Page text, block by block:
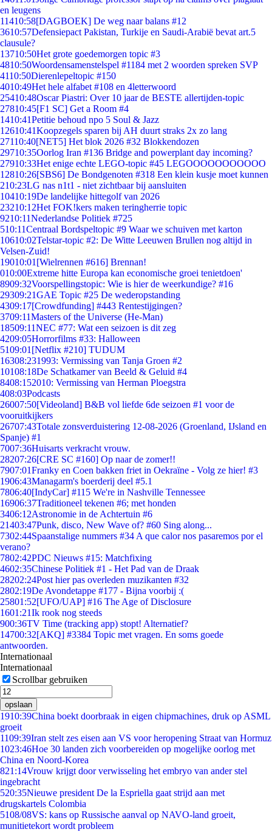
en leugens
11410:58[DAGBOEK] De weg naar balans #12
3610:57Defensiepact Pakistan, Turkije en Saudi-Arabië bevat art.5
clausule?
13710:50Het grote goedemorgen topic #3
4810:50Woordensamenstelspel #1184 met 2 woorden spreken SVP
4110:50Dierenlepeltopic #150
4010:49Het hele alfabet #108 en 4letterwoord
25410:48Oscar Piastri: Over 10 jaar de BESTE allertijden-topic
27810:45[F1 SC] Get a Room #4
1410:41Petitie behoud npo 5 Soul & Jazz
12610:41Koopzegels sparen bij AH duurt straks 2x zo lang
27110:40[NET5] Het blok 2026 #32 Blokkendozen
29710:35Oorlog Iran #136 Bridge and powerplant day incoming?
27910:33Het enige echte LEGO-topic #45 LEGOOOOOOOOOOO
12810:26[SBS6] De Bondgenoten #318 Een klein kusje moet kunnen
210:23LG nas n1t1 - niet zichtbaar bij aansluiten
10410:19De landelijke hittegolf van 2026
23210:12Het FOK!kers maken teringherrie topic
9210:11Nederlandse Politiek #725
510:11Centraal Bordspeltopic #9 Waar we schuiven met karton
10610:02Telstar-topic #2: De Witte Leeuwen Brullen nog altijd in
Velsen-Zuid!
19010:01 [Wielrennen #616] Brennan!
010:00Extreme hitte Europa kan economische groei tenietdoen'
8909:32Voorspellingstopic: Wie is hier de weerkundige? #16
29309:21GAE Topic #25 De wederopstanding
4309:17[Crowdfunding] #443 Rentestijgingen?
3709:11Masters of the Universe (He-Man)
18509:11NEC #77: Wat een seizoen is dit zeg
4209:05Horrorfilms #33: Halloween
5109:01 [Netflix #210] TUDUM
16308:231993: Vermissing van Tanja Groen #2
10108:18De Schatkamer van Beeld & Geluid #4
8408:152010: Vermissing van Herman Ploegstra
408:03Podcasts
26007:50[Videoland] B&B vol liefde 6de seizoen #1 voor de
vooruitkijkers
26707:43Totale zonsverduistering 12-08-2026 (Groenland, IJsland en
Spanje) #1
7007:36Huisarts verkracht vrouw.
28207:26[CRE SC #160] Op naar de zomer!!
7907:01Franky en Coen bakken friet in Oekraïne - Volg ze hier! #3
1906:43Managarm's boerderij deel #5.1
7806:40[IndyCar] #115 We're in Nashville Tennessee
16906:37Traditioneel tekenen #6; met honden
3406:12Astronomie in de Achtertuin #6
21403:47Punk, disco, New Wave of? #60 Sing along...
7302:44Spaanstalige nummers #34 A que calor nos pasaremos por el
verano?
7802:42PDC Nieuws #15: Matchfixing
4602:35Chinese Politiek #1 - Het Pad van de Draak
28202:24Post hier pas overleden muzikanten #32
2802:19De Avondetappe #177 - Bijna voorbij :(
25801:52[UFO/UAP] #16 The Age of Disclosure
1601:21Ik rook nog steeds
900:36TV Time (tracking app) stopt! Alternatief?
14700:32[AKQ] #3384 Topic met vragen. En soms goede
antwoorden.
Internationaal
Internationaal
Scrollbar gebruiken
opslaan
1910:39China boekt doorbraak in eigen chipmachines, druk op ASML
groeit
1109:39Iran stelt zes eisen aan VS voor heropening Straat van Hormuz
1023:46Hoe 30 landen zich voorbereiden op mogelijke oorlog met
China en Noord-Korea
821:14Vrouw krijgt door verwisseling het embryo van ander stel
ingebracht
520:35Nieuwe president De la Espriella gaat strijd aan met
drugskartels Colombia
5108/08VS: kans op Russische aanval op NAVO-land groeit,
munitietekort wordt probleem